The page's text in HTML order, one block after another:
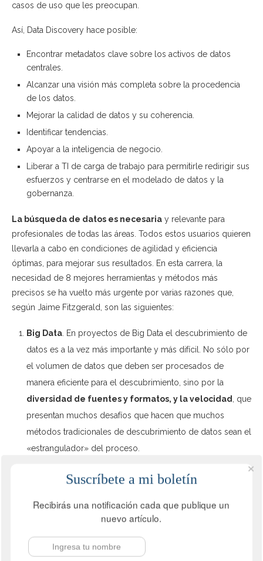
casos de uso que les preocupan.
Así, Data Discovery hace posible:
Encontrar metadatos clave sobre los activos de datos
centrales.
Alcanzar una visión más completa sobre la procedencia
de los datos.
Mejorar la calidad de datos y su coherencia.
Identificar tendencias.
Apoyar a la inteligencia de negocio.
Liberar a TI de carga de trabajo para permitirle redirigir sus
esfuerzos y centrarse en el modelado de datos y la
gobernanza.
La búsqueda de datos es necesaria y relevante para
profesionales de todas las áreas. Todos estos usuarios quieren
llevarla a cabo en condiciones de agilidad y eficiencia
óptimas, para mejorar sus resultados. En esta carrera, la
necesidad de 8 mejores herramientas y métodos más
precisos se ha vuelto más urgente por varias razones que,
según Jaime Fitzgerald, son las siguientes:
Big Data . En proyectos de Big Data el descubrimiento de
datos es a la vez más importante y más difícil. No sólo por
el volumen de datos que deben ser procesados de
manera eficiente para el descubrimiento, sino por la
diversidad de fuentes y formatos, y la velocidad
, que
presentan muchos desafíos que hacen que muchos
métodos tradicionales de descubrimiento de datos sean el
«estrangulador» del proceso.
. El cambio continuo hacia casi el
análisis en tiempo real ha creado una nueva clase de los
casos de uso son valiosos pero requieren herramientas de
automatizadas y más adaptables.
Suscríbete a mi boletín
Recibirás una notificación cada que publique un
nuevo artículo.